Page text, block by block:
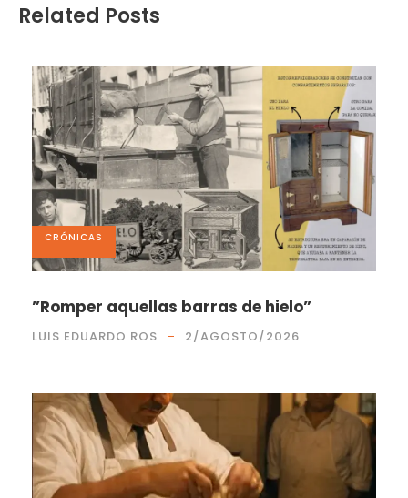
Related Posts
CRÓNICAS
”Romper aquellas barras de hielo”
LUIS EDUARDO ROS 2/AGOSTO/2026